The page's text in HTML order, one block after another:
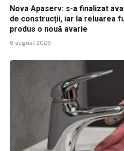
Nova Apaserv: s-a finalizat
de construcții, iar la reluarea
produs o nouă avarie
6 august 2026